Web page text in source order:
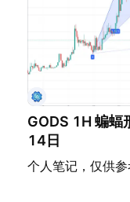
GODS 1H 蝙蝠
14日
个人笔记，仅供参